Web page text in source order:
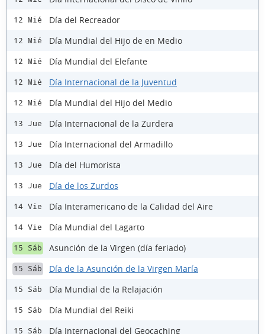
12 Mié Día del Recreador
12 Mié Día Mundial del Hijo de en Medio
12 Mié Día Mundial del Elefante
12 Mié Día Internacional de la Juventud
12 Mié Día Mundial del Hijo del Medio
13 Jue Día Internacional de la Zurdera
13 Jue Día Internacional del Armadillo
13 Jue Día del Humorista
13 Jue Día de los Zurdos
14 Vie Día Interamericano de la Calidad del Aire
14 Vie Día Mundial del Lagarto
15 Sáb Asunción de la Virgen (día feriado)
15 Sáb Día de la Asunción de la Virgen María
15 Sáb Día Mundial de la Relajación
15 Sáb Día Mundial del Reiki
15 Sáb Día Internacional del Geocaching